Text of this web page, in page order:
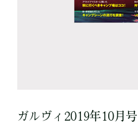
ガルヴィ2019年10月号